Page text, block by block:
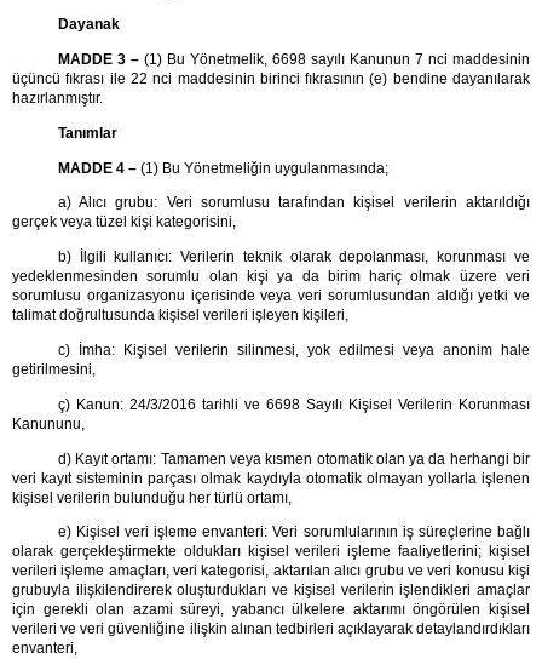
Dayanak
MADDE 3 –(1) Bu Yönetmelik, 6698 sayılı Kanunun 7 nci maddesinin
üçüncü fıkrası ile 22 nci maddesinin birinci fıkrasının (e) bendine dayanılarak
hazırlanmıştır.
Tanımlar
MADDE 4 –(1) Bu Yönetmeliğin uygulanmasında;
a) Alıcı grubu: Veri sorumlusu tarafından kişisel verilerin aktarıldığı
gerçek veya tüzel kişi kategorisini,
b) İlgili kullanıcı: Verilerin teknik olarak depolanması, korunması ve
yedeklenmesinden sorumlu olan kişi ya da birim hariç olmak üzere veri
sorumlusu organizasyonu içerisinde veya veri sorumlusundan aldığı yetki ve
talimat doğrultusunda kişisel verileri işleyen kişileri,
c) İmha: Kişisel verilerin silinmesi, yok edilmesi veya anonim hale
getirilmesini,
ç) Kanun: 24/3/2016 tarihli ve 6698 Sayılı Kişisel Verilerin Korunması
Kanununu,
d) Kayıt ortamı: Tamamen veya kısmen otomatik olan ya da herhangi bir
veri kayıt sisteminin parçası olmak kaydıyla otomatik olmayan yollarla işlenen
kişisel verilerin bulunduğu her türlü ortamı,
e) Kişisel veri işleme envanteri: Veri sorumlularının iş süreçlerine bağlı
olarak gerçekleştirmekte oldukları kişisel verileri işleme faaliyetlerini; kişisel
verileri işleme amaçları, veri kategorisi, aktarılan alıcı grubu ve veri konusu kişi
grubuyla ilişkilendirerek oluşturdukları ve kişisel verilerin işlendikleri amaçlar
için gerekli olan azami süreyi, yabancı ülkelere aktarımı öngörülen kişisel
verileri ve veri güvenliğine ilişkin alınan tedbirleri açıklayarak detaylandırdıkları
envanteri,